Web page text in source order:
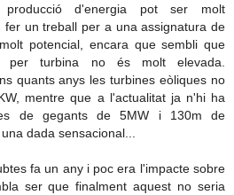
d'energia pot ser molt
fer un treball per a una assignatura de
potencial, encara que sembli que
per turbina no és molt elevada.
quants anys les turbines eòliques no
mentre que a l'actualitat ja n'hi ha
de gegants de 5MW i 130m de
dada sensacional...
fa un any i poc era l'impacte sobre
ser que finalment aquest no seria